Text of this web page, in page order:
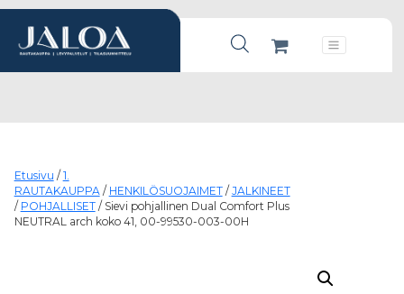
Products search
Päävalikko
Etusivu / 1.
RAUTAKAUPPA/ HENKILÖSUOJAIMET/ JALKINEET
/ POHJALLISET/ Sievi pohjallinen Dual Comfort Plus
NEUTRAL arch koko 41, 00-99530-003-00H